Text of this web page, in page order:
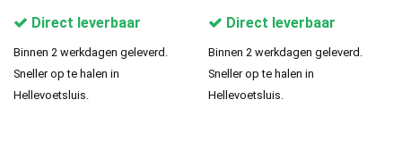
Direct leverbaar
Binnen 2 werkdagen geleverd.
Sneller op te halen in
Hellevoetsluis.
Direct leverbaar
Binnen 2 werkdagen geleverd.
Sneller op te halen in
Hellevoetsluis.